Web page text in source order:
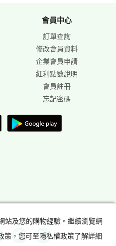
會員中心
訂單查詢
修改會員資料
企業會員申請
紅利點數說明
會員註冊
忘記密碼
站及您的購物經驗。繼續瀏覽網
策，您可至隱私權政策了解詳細